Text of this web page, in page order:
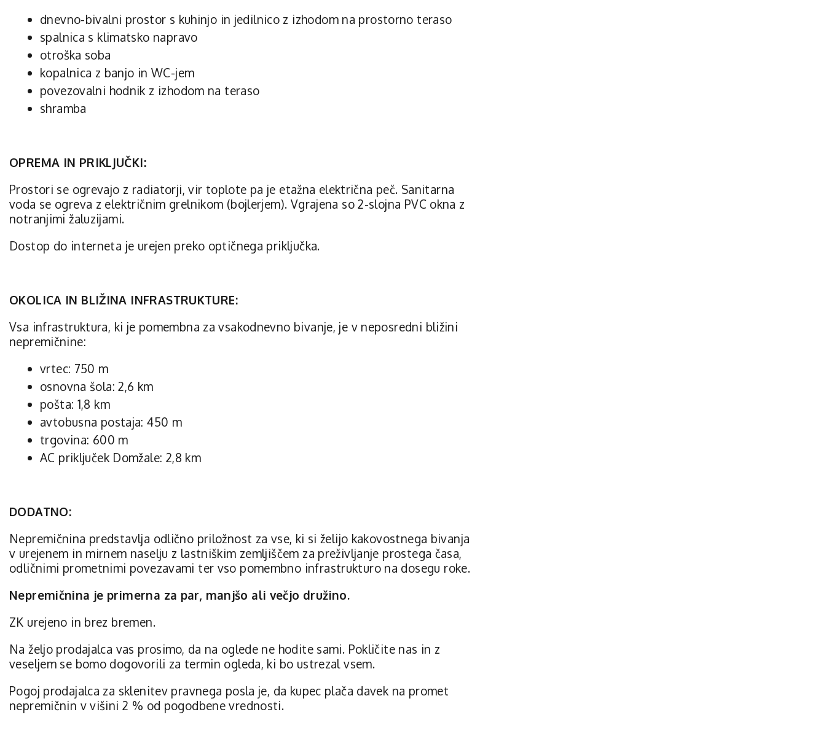
dnevno-bivalni prostor s kuhinjo in jedilnico z izhodom na prostorno teraso
spalnica s klimatsko napravo
otroška soba
kopalnica z banjo in WC-jem
povezovalni hodnik z izhodom na teraso
shramba
OPREMA IN PRIKLJUČKI:
Prostori se ogrevajo z radiatorji, vir toplote pa je etažna električna peč. Sanitarna
voda se ogreva z električnim grelnikom (bojlerjem). Vgrajena so 2-slojna PVC okna z
notranjimi žaluzijami.
Dostop do interneta je urejen preko optičnega priključka.
OKOLICA IN BLIŽINA INFRASTRUKTURE:
Vsa infrastruktura, ki je pomembna za vsakodnevno bivanje, je v neposredni bližini
nepremičnine:
vrtec: 750 m
osnovna šola: 2,6 km
pošta: 1,8 km
avtobusna postaja: 450 m
trgovina: 600 m
AC priključek Domžale: 2,8 km
DODATNO:
Nepremičnina predstavlja odlično priložnost za vse, ki si želijo kakovostnega bivanja
v urejenem in mirnem naselju z lastniškim zemljiščem za preživljanje prostega časa,
odličnimi prometnimi povezavami ter vso pomembno infrastrukturo na dosegu roke.
Nepremičnina je primerna za par, manjšo ali večjo družino.
ZK urejeno in brez bremen.
Na željo prodajalca vas prosimo, da na oglede ne hodite sami. Pokličite nas in z
veseljem se bomo dogovorili za termin ogleda, ki bo ustrezal vsem.
Pogoj prodajalca za sklenitev pravnega posla je, da kupec plača davek na promet
nepremičnin v višini 2 % od pogodbene vrednosti.